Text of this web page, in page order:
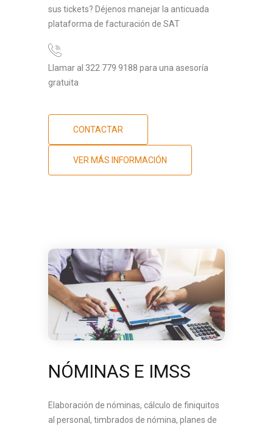
sus tickets? Déjenos manejar la anticuada
plataforma de facturación de SAT
Llamar al 322 779 9188 para una asesoría
gratuita
CONTACTAR
VER MÁS INFORMACIÓN
NÓMINAS E IMSS
Elaboración de nóminas, cálculo de finiquitos
al personal, timbrados de nómina, planes de